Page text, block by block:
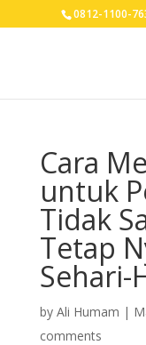
0812-1100-
Cara
untuk
Tidak
Tetap
Sehari-
by Ali Humam |
comments